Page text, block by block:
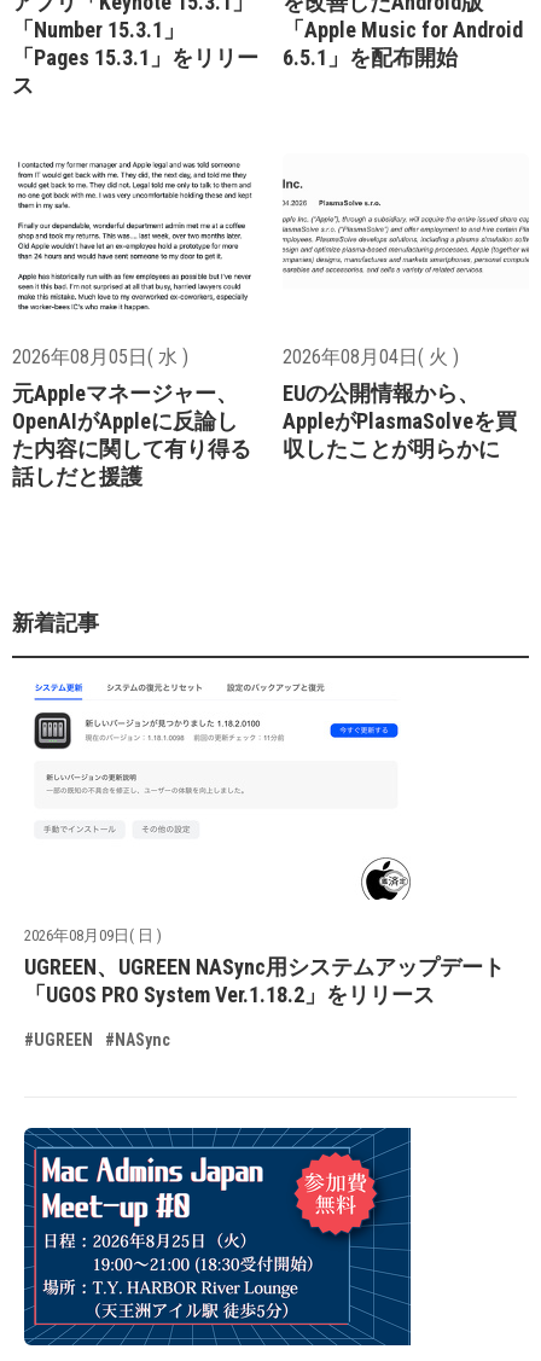
「Number 15.3.1」
「Pages 15.3.1」をリリー
ス
「Apple Music for Android
6.5.1」を配布開始
2026年08月05日( 水 )
元Appleマネージャー、
OpenAIがAppleに反論し
た内容に関して有り得る
話しだと援護
2026年08月04日( 火 )
EUの公開情報から、
AppleがPlasmaSolveを買
収したことが明らかに
新着記事
2026年08月09日( 日 )
UGREEN、UGREEN NASync用システムアップデート
「UGOS PRO System Ver.1.18.2」をリリース
#UGREEN #NASync